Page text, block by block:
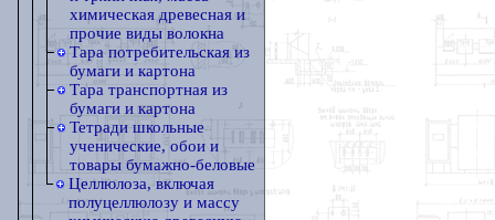
химическая древесная и
прочие виды волокна
Тара потребительская из
бумаги и картона
Тара транспортная из
бумаги и картона
Тетради школьные
ученические, обои и
товары бумажно-беловые
Целлюлоза, включая
полуцеллюлозу и массу